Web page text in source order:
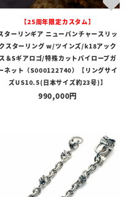
在庫なしを含む
【25周年限定カスタム】
ターリンギア ニューパンチャースリッ
スターリング w/ツインズ/k18アック
＆Sギアロゴ/特殊カットパイロープガ
ネット（S000122740）【リングサイ
ズUS10.5(日本サイズ約23号)】
990,000